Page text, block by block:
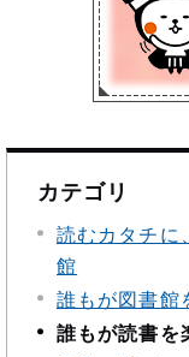
カテゴリ
読むカタチに
館
誰もが図書館
誰もが読書を